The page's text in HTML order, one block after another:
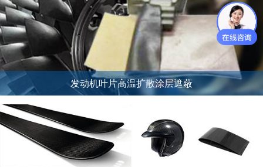
发动机叶片高温扩散涂层遮蔽